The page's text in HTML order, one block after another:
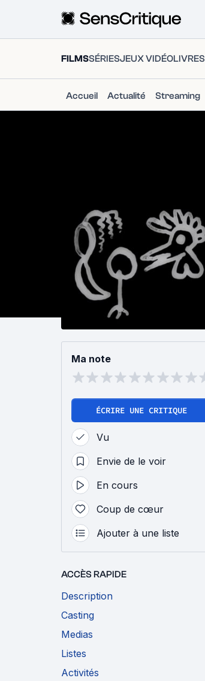
FILMSSÉRIESJEUX VIDÉOLIVRES
Accueil Actualité Streaming
Ma note
ÉCRIRE UNE CRITIQUE
Vu
Envie de le voir
En cours
Coup de cœur
Ajouter à une liste
ACCÈS RAPIDE
Description
Casting
Medias
Listes
Activités